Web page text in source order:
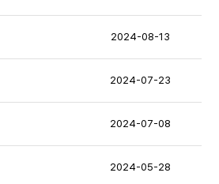
2024-08-13
2024-07-23
2024-07-08
2024-05-28